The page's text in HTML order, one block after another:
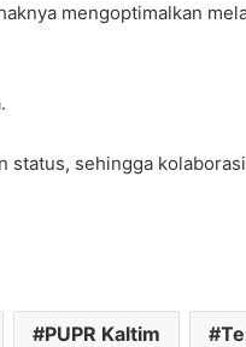
mengoptimalkan
status, sehingga
PUPR Kaltim